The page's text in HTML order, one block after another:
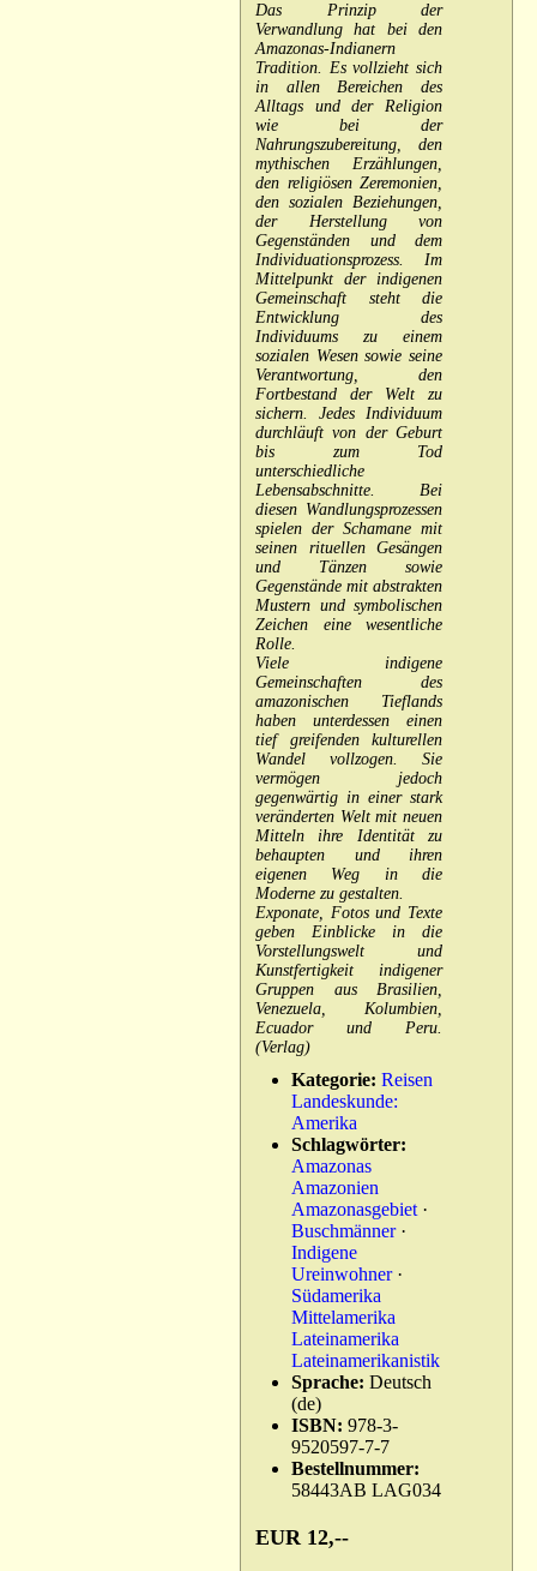
Das Prinzip der
Verwandlung hat bei den
Amazonas-Indianern
Tradition. Es vollzieht sich
in allen Bereichen des
Alltags und der Religion
wie bei der
Nahrungszubereitung, den
mythischen Erzählungen,
den religiösen Zeremonien,
den sozialen Beziehungen,
der Herstellung von
Gegenständen und dem
Individuationsprozess. Im
Mittelpunkt der indigenen
Gemeinschaft steht die
Entwicklung des
Individuums zu einem
sozialen Wesen sowie seine
Verantwortung, den
Fortbestand der Welt zu
sichern. Jedes Individuum
durchläuft von der Geburt
bis zum Tod
unterschiedliche
Lebensabschnitte. Bei
diesen Wandlungsprozessen
spielen der Schamane mit
seinen rituellen Gesängen
und Tänzen sowie
Gegenstände mit abstrakten
Mustern und symbolischen
Zeichen eine wesentliche
Rolle.
Viele indigene
Gemeinschaften des
amazonischen Tieflands
haben unterdessen einen
tief greifenden kulturellen
Wandel vollzogen. Sie
vermögen jedoch
gegenwärtig in einer stark
veränderten Welt mit neuen
Mitteln ihre Identität zu
behaupten und ihren
eigenen Weg in die
Moderne zu gestalten.
Exponate, Fotos und Texte
geben Einblicke in die
Vorstellungswelt und
Kunstfertigkeit indigener
Gruppen aus Brasilien,
Venezuela, Kolumbien,
Ecuador und Peru.
(Verlag)
Kategorie: Reisen
Landeskunde:
Amerika
Schlagwörter:
Amazonas
Amazonien
Amazonasgebiet ·
Buschmänner·
Indigene
Ureinwohner·
Südamerika
Mittelamerika
Lateinamerika
Lateinamerikanistik
Sprache: Deutsch
(de)
ISBN: 978-3-
9520597-7-7
Bestellnummer:
58443AB LAG034
EUR 12,--